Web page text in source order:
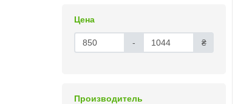
Цена
- ₴
Производитель